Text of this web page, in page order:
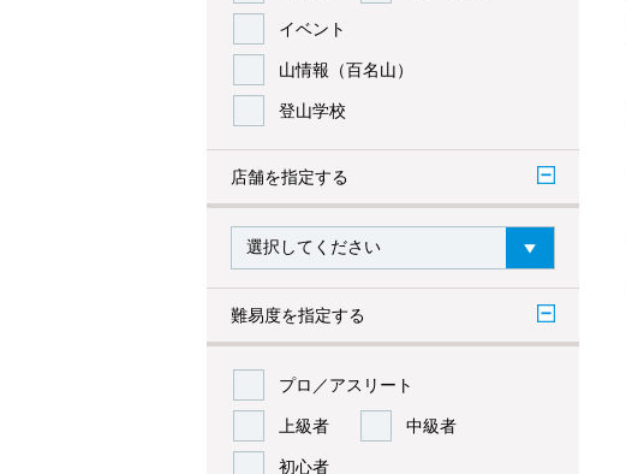
イベント
山情報（百名山）
登山学校
店舗を指定する
難易度を指定する
プロ／アスリート
上級者 中級者
初心者